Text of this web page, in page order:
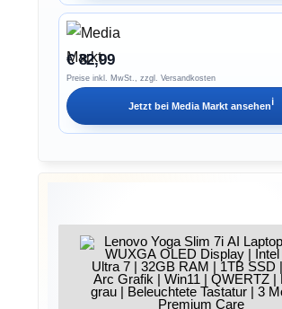
€ 82,99
Preise inkl. MwSt., zzgl. Versandkosten
Jetzt bei Media Markt ansehenℹ︎